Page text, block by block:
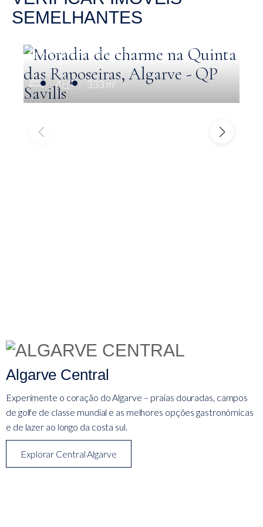
SEMELHANTES
€ 1,680,000
Raposeiras, Algarve
4 333 m²
Algarve Central
Experimente o coração do Algarve – praias douradas, campos
de golfe de classe mundial e as melhores opções gastronómicas
e de lazer ao longo da costa sul.
Explorar Central Algarve